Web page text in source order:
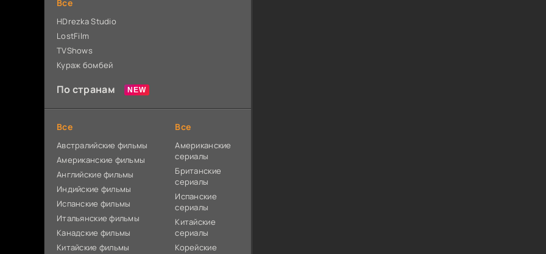
Все
HDrezka Studio
LostFilm
TVShows
Кураж бомбей
По странам
Все
Австралийские фильмы
Американские фильмы
Английские фильмы
Индийские фильмы
Испанские фильмы
Итальянские фильмы
Канадские фильмы
Китайские фильмы
Все
Американские
сериалы
Британские
сериалы
Испанские
сериалы
Китайские
сериалы
Корейские